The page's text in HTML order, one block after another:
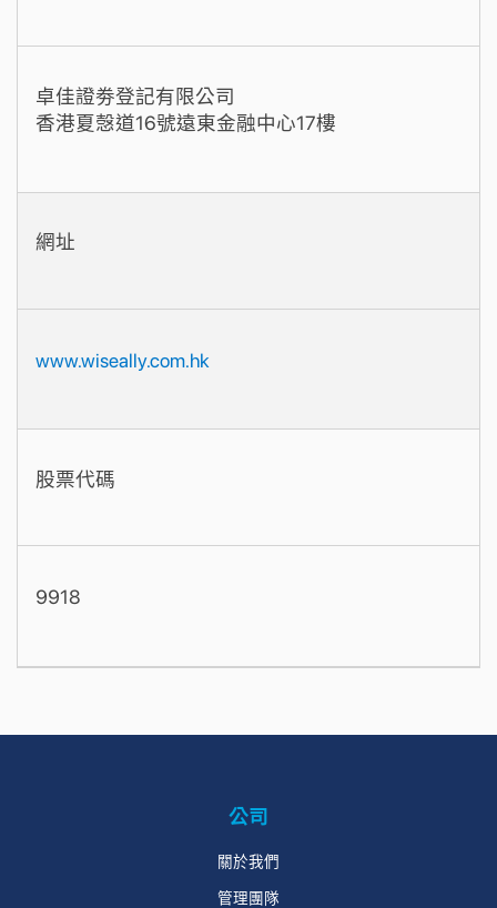
卓佳證劵登記有限公司
香港夏愨道16號遠東金融中心17樓
網址
www.wiseally.com.hk
股票代碼
9918
公司
關於我們
管理團隊